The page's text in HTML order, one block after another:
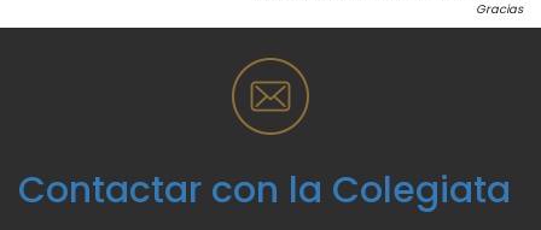
Gracias
Contactar con la Colegiata